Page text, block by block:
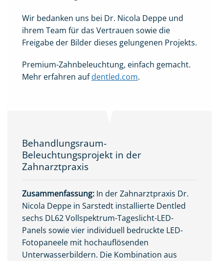
Wir bedanken uns bei Dr. Nicola Deppe und
ihrem Team für das Vertrauen sowie die
Freigabe der Bilder dieses gelungenen Projekts.
Premium-Zahnbeleuchtung, einfach gemacht.
Mehr erfahren aufdentled.com.
Behandlungsraum-
Beleuchtungsprojekt in der
Zahnarztpraxis
Zusammenfassung: In der Zahnarztpraxis Dr.
Nicola Deppe in Sarstedt installierte Dentled
sechs DL62 Vollspektrum-Tageslicht-LED-
Panels sowie vier individuell bedruckte LED-
Fotopaneele mit hochauflösenden
Unterwasserbildern. Die Kombination aus